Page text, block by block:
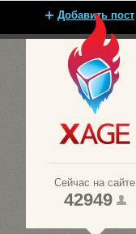
Добавить пост
Сейчас на сайте
42949